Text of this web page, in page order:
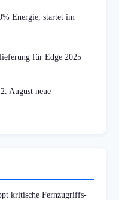
Energie, startet im
für Edge 2025
August neue
kritische Fernzugriffs-